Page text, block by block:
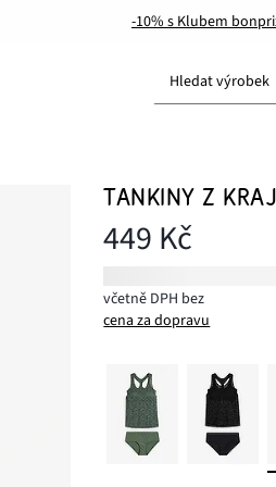
-10% s Klubem
Hledat výrobek
TANKINY Z
449 Kč
včetně DPH bez
cena za dopravu